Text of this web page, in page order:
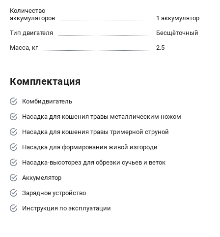
Принадлежности и аксессуары
Расходные материалы
Триммеры и мотокосы
+7 (812) 615-80-17
Информация размещённая на сайте не является публичной
проспект Александровской Фермы, 29АЛ
8 (812) 615-80-17
сб - с 10:00 до 18:00
Количество
аккумуляторов
1 аккумулятор
Тип двигателя
Бесщёточный
Масса, кг
2.5
Комплектация
Комбидвигатель
Насадка для кошения травы металлическим ножом
Насадка для кошения травы тримерной струной
Насадка для формирования живой изгороди
Насадка-высоторез для обрезки сучьев и веток
Аккумелятор
Зарядное устройство
Инструкция по эксплуатации